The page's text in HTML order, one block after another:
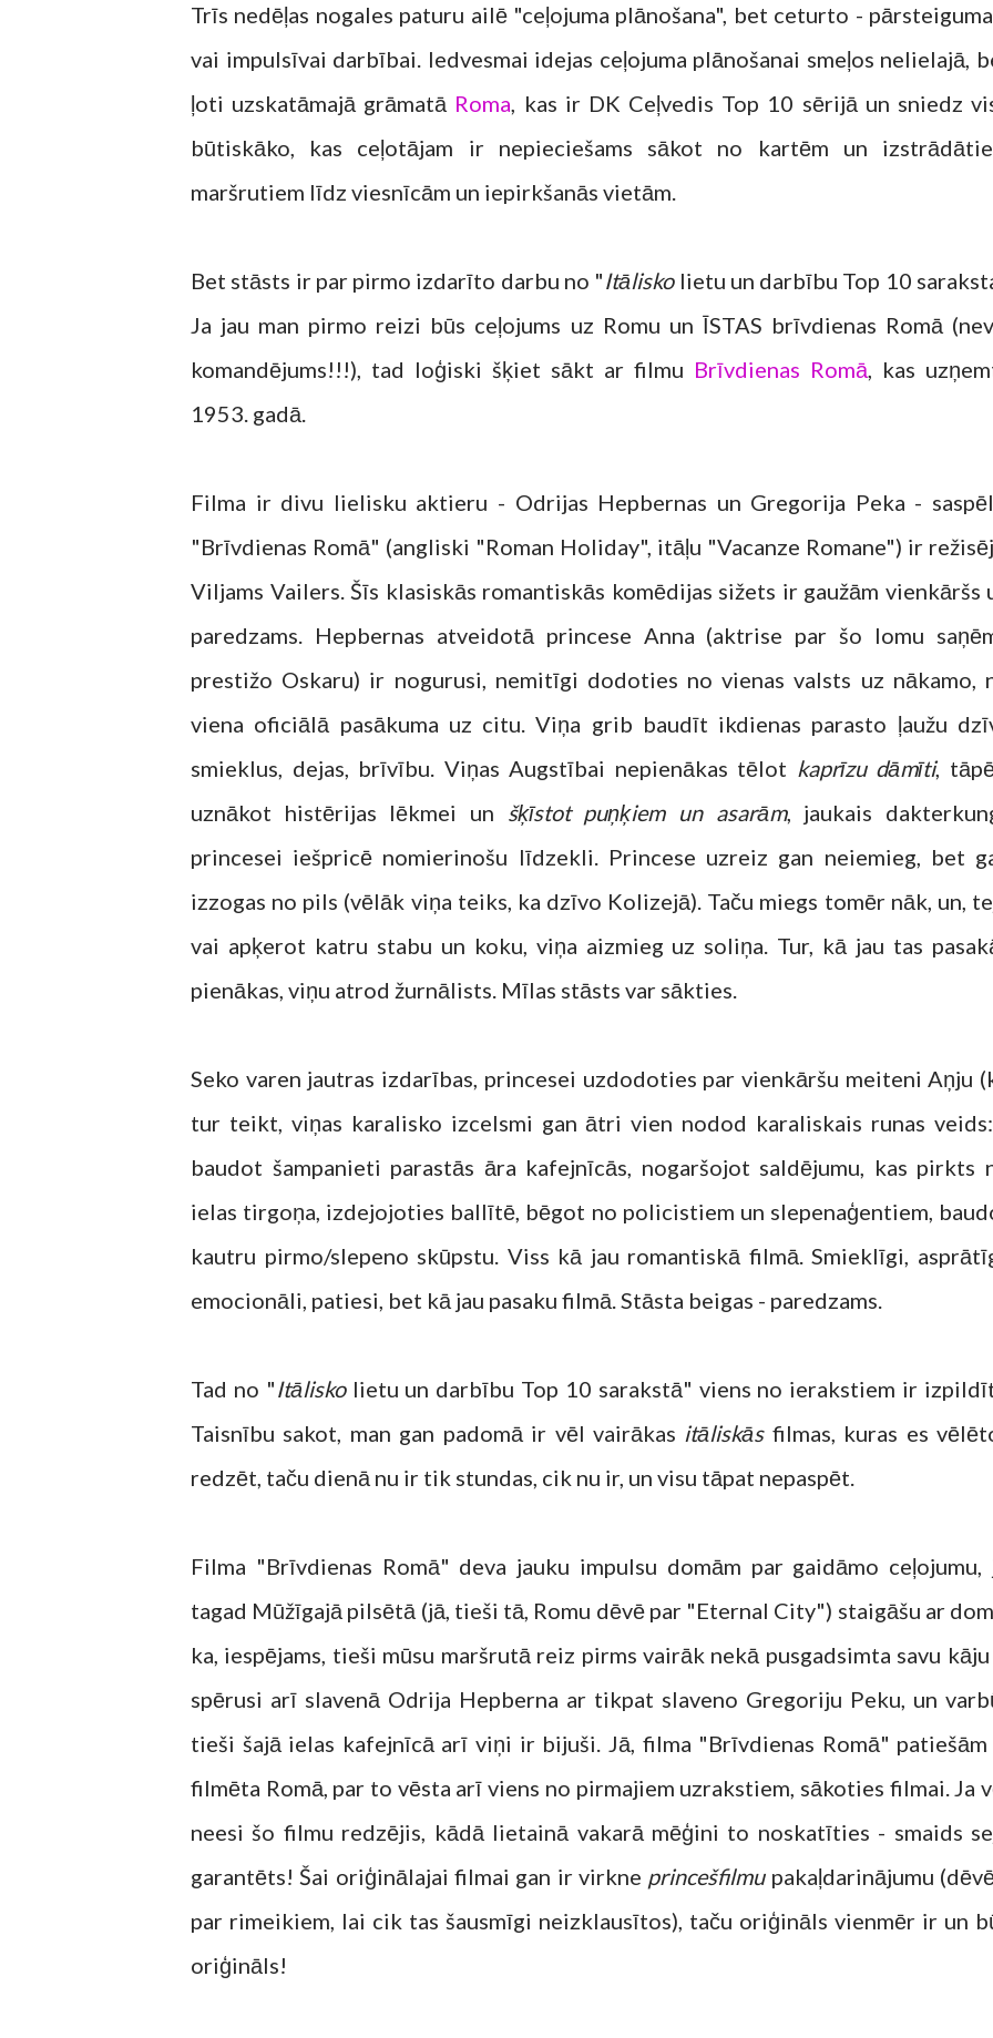
Trīs nedēļas nogales paturu ailē "ceļojuma plānošana", bet ceturto -
vai impulsīvai darbībai. Iedvesmai idejas ceļojuma plānošanai smeļos nelielajā,
ļoti uzskatāmajā grāmatā Roma, kas ir DK Ceļvedis Top 10 sērijā un sniedz
būtiskāko, kas ceļotājam ir nepieciešams sākot no kartēm un
maršrutiem līdz viesnīcām un iepirkšanās vietām.
Bet stāsts ir par pirmo izdarīto darbu no "Itāliskolietu un darbību Top 10
Ja jau man pirmo reizi būs ceļojums uz Romu un ĪSTAS brīvdienas Romā
komandējums!!!), tad loģiski šķiet sākt ar filmu Brīvdienas Romā, kas
1953. gadā.
Filma ir divu lielisku aktieru - Odrijas Hepbernas un Gregorija Peka -
"Brīvdienas Romā" (angliski "Roman Holiday", itāļu "Vacanze Romane") ir
Viljams Vailers. Šīs klasiskās romantiskās komēdijas sižets ir gaužām vienkāršs
paredzams. Hepbernas atveidotā princese Anna (aktrise par šo lomu
prestižo Oskaru) ir nogurusi, nemitīgi dodoties no vienas valsts uz nākamo,
viena oficiālā pasākuma uz citu. Viņa grib baudīt ikdienas parasto ļaužu
smieklus, dejas, brīvību. Viņas Augstībai nepienākas tēlot kaprīzu dāmīti,
uznākot histērijas lēkmei un šķīstot puņķiem un asarām, jaukais
princesei iešpricē nomierinošu līdzekli. Princese uzreiz gan neiemieg, bet
izzogas no pils (vēlāk viņa teiks, ka dzīvo Kolizejā). Taču miegs tomēr nāk, un,
vai apķerot katru stabu un koku, viņa aizmieg uz soliņa. Tur, kā jau tas
pienākas, viņu atrod žurnālists. Mīlas stāsts var sākties.
Seko varen jautras izdarības, princesei uzdodoties par vienkāršu meiteni Aņju
tur teikt, viņas karalisko izcelsmi gan ātri vien nodod karaliskais runas
baudot šampanieti parastās āra kafejnīcās, nogaršojot saldējumu, kas pirkts
ielas tirgoņa, izdejojoties ballītē, bēgot no policistiem un slepenaģentiem,
kautru pirmo/slepeno skūpstu. Viss kā jau romantiskā filmā. Smieklīgi,
emocionāli, patiesi, bet kā jau pasaku filmā. Stāsta beigas - paredzams.
Tad no "Itāliskolietu un darbību Top 10 sarakstā" viens no ierakstiem ir
Taisnību sakot, man gan padomā ir vēl vairākas itāliskāsfilmas, kuras es
redzēt, taču dienā nu ir tik stundas, cik nu ir, un visu tāpat nepaspēt.
Filma "Brīvdienas Romā" deva jauku impulsu domām par gaidāmo ceļojumu,
tagad Mūžīgajā pilsētā (jā, tieši tā, Romu dēvē par "Eternal City") staigāšu ar
ka, iespējams, tieši mūsu maršrutā reiz pirms vairāk nekā pusgadsimta savu
spērusi arī slavenā Odrija Hepberna ar tikpat slaveno Gregoriju Peku, un
tieši šajā ielas kafejnīcā arī viņi ir bijuši. Jā, filma "Brīvdienas Romā"
filmēta Romā, par to vēsta arī viens no pirmajiem uzrakstiem, sākoties filmai. Ja
neesi šo filmu redzējis, kādā lietainā vakarā mēģini to noskatīties - smaids
garantēts! Šai oriģinālajai filmai gan ir virkne princešfilmupakaļdarinājumu
par rimeikiem, lai cik tas šausmīgi neizklausītos), taču oriģināls vienmēr ir un
oriģināls!